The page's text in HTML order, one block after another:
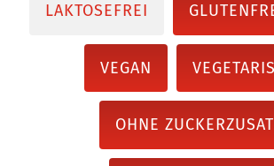
LAKTOSEFREI
VEGAN
OHNE